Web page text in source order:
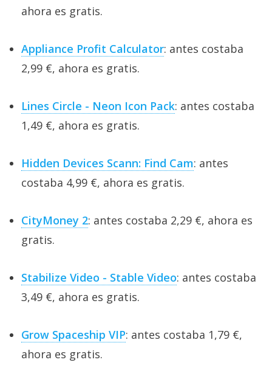
ahora es gratis.
Appliance Profit Calculator: antes costaba
2,99 €, ahora es gratis.
Lines Circle - Neon Icon Pack: antes costaba
1,49 €, ahora es gratis.
Hidden Devices Scann: Find Cam: antes
costaba 4,99 €, ahora es gratis.
CityMoney 2: antes costaba 2,29 €, ahora es
gratis.
Stabilize Video - Stable Video: antes costaba
3,49 €, ahora es gratis.
Grow Spaceship VIP: antes costaba 1,79 €,
ahora es gratis.